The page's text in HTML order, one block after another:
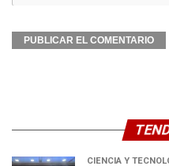
CIENCIA Y